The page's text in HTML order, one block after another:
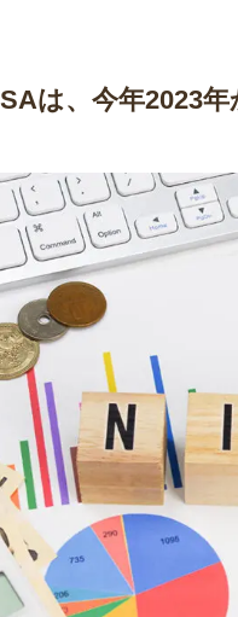
は、今年2023